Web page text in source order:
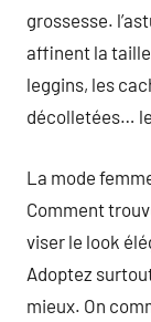
grossesse.
affinent la
leggins, les
décolletées…
La mode
Comment
viser le look
Adoptez
mieux. On